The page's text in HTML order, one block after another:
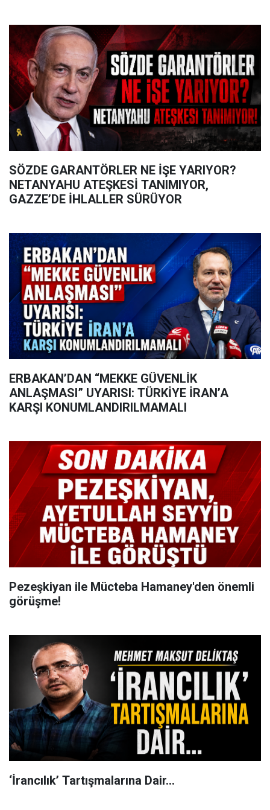
SÖZDE GARANTÖRLER NE İŞE YARIYOR?
NETANYAHU ATEŞKESİ TANIMIYOR,
GAZZE’DE İHLALLER SÜRÜYOR
ERBAKAN’DAN “MEKKE GÜVENLİK
ANLAŞMASI” UYARISI: TÜRKİYE İRAN’A
KARŞI KONUMLANDIRILMAMALI
Pezeşkiyan ile Mücteba Hamaney'den önemli
görüşme!
‘İrancılık’ Tartışmalarına Dair…